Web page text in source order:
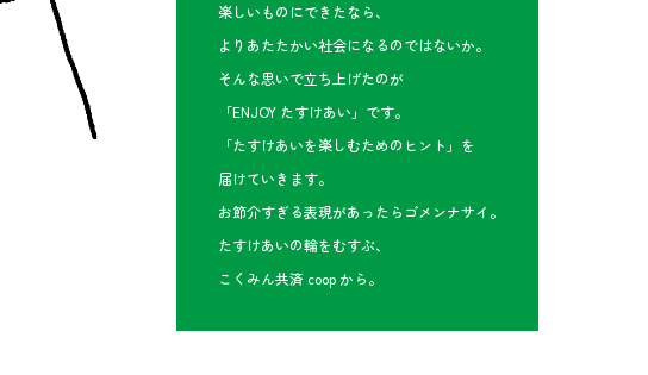
楽しいものにできたなら、
よりあたたかい社会になるのではないか。
そんな思いで立ち上げたのが
「ENJOY たすけあい」です。
「たすけあいを楽しむためのヒント」を
届けていきます。
お節介すぎる表現があったらゴメンナサイ。
たすけあいの輪をむすぶ、
こくみん共済 coop から。